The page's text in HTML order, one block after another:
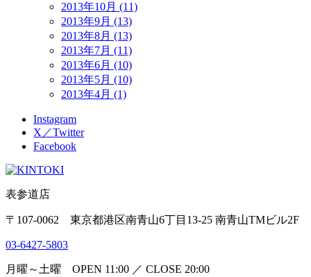
2013年10月 (11)
2013年9月 (13)
2013年8月 (13)
2013年7月 (11)
2013年6月 (10)
2013年5月 (10)
2013年4月 (1)
Instagram
X／Twitter
Facebook
表参道店
〒107-0062 東京都港区南青山6丁目13-25 南青山TMビル2F
03-6427-5803
月曜～土曜 OPEN 11:00 ／ CLOSE 20:00